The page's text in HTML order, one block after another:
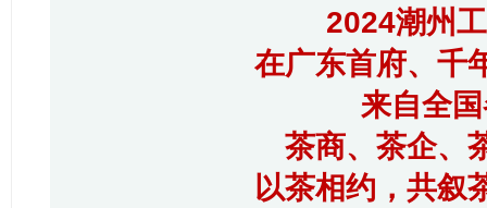
2024潮州
在广东首府、千
来自全
茶商、茶企、
以茶相约，共叙